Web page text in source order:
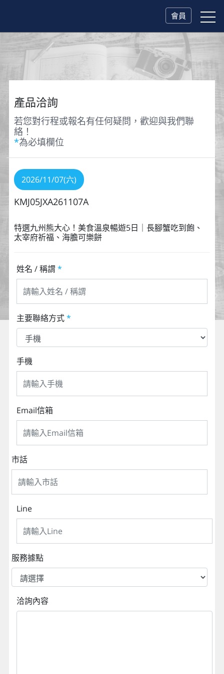
會員
產品洽詢
若您對行程或報名有任何疑問，歡迎與我們聯
絡！
*為必填欄位
2026/11/07(六)
KMJ05JXA261107A
特選九州熊大心！美食溫泉暢遊5日｜長腳蟹吃到飽、
太宰府祈福、海膽可樂餅
姓名 / 稱謂 *
主要聯絡方式*
手機
Email信箱
市話
Line
服務據點
洽詢內容